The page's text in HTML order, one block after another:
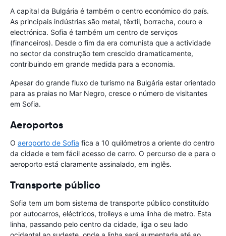
A capital da Bulgária é também o centro económico do país.
As principais indústrias são metal, têxtil, borracha, couro e
electrónica. Sofia é também um centro de serviços
(financeiros). Desde o fim da era comunista que a actividade
no sector da construção tem crescido dramaticamente,
contribuindo em grande medida para a economia.
Apesar do grande fluxo de turismo na Bulgária estar orientado
para as praias no Mar Negro, cresce o número de visitantes
em Sofia.
Aeroportos
O aeroporto de Sofia fica a 10 quilómetros a oriente do centro
da cidade e tem fácil acesso de carro. O percurso de e para o
aeroporto está claramente assinalado, em inglês.
Transporte público
Sofia tem um bom sistema de transporte público constituído
por autocarros, eléctricos, trolleys e uma linha de metro. Esta
linha, passando pelo centro da cidade, liga o seu lado